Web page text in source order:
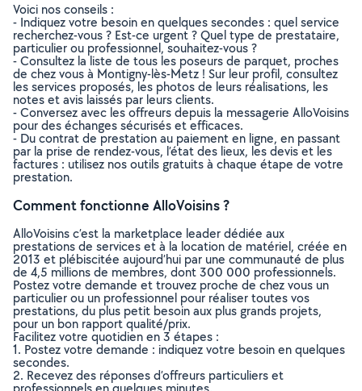
Voici nos conseils :
- Indiquez votre besoin en quelques secondes : quel service
recherchez-vous ? Est-ce urgent ? Quel type de prestataire,
particulier ou professionnel, souhaitez-vous ?
- Consultez la liste de tous les poseurs de parquet, proches
de chez vous à Montigny-lès-Metz ! Sur leur profil, consultez
les services proposés, les photos de leurs réalisations, les
notes et avis laissés par leurs clients.
- Conversez avec les offreurs depuis la messagerie AlloVoisins
pour des échanges sécurisés et efficaces.
- Du contrat de prestation au paiement en ligne, en passant
par la prise de rendez-vous, l’état des lieux, les devis et les
factures : utilisez nos outils gratuits à chaque étape de votre
prestation.
Comment fonctionne AlloVoisins ?
AlloVoisins c’est la marketplace leader dédiée aux
prestations de services et à la location de matériel, créée en
2013 et plébiscitée aujourd’hui par une communauté de plus
de 4,5 millions de membres, dont 300 000 professionnels.
Postez votre demande et trouvez proche de chez vous un
particulier ou un professionnel pour réaliser toutes vos
prestations, du plus petit besoin aux plus grands projets,
pour un bon rapport qualité/prix.
Facilitez votre quotidien en 3 étapes :
1. Postez votre demande : indiquez votre besoin en quelques
secondes.
2. Recevez des réponses d’offreurs particuliers et